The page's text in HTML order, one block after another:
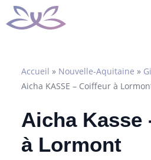
Aller
au
Accueil » Nouvelle-Aquitaine »
Aicha KASSE – Coiffeur à
Aicha Kasse
à Lormont